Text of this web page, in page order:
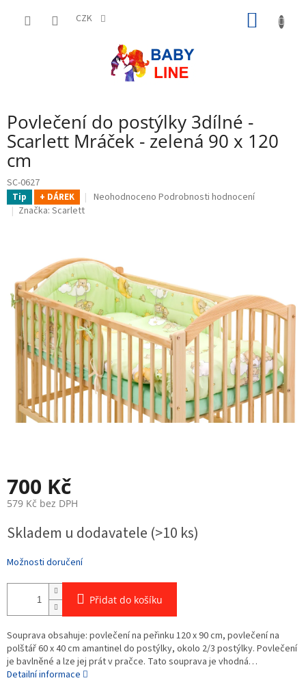
CZK
Povlečení do postýlky 3dílné -
Scarlett Mráček - zelená 90 x 120
cm
SC-0627
Tip + DÁREK
Průměrné
z
hvězdiček.
Neohodnoceno Podrobnosti hodnocení
Značka: Scarlett
700 Kč
579 Kč bez DPH
cena:
Skladem u dodavatele (>10 ks)
Možnosti doručení
Přidat do košíku
Souprava obsahuje: povlečení na peřinku 120 x 90 cm, povlečení na
polštář 60 x 40 cm amantinel do postýlky, okolo 2/3 postýlky. Povlečení
je bavlněné a lze jej prát v pračce. Tato souprava je vhodná…
Detailní informace